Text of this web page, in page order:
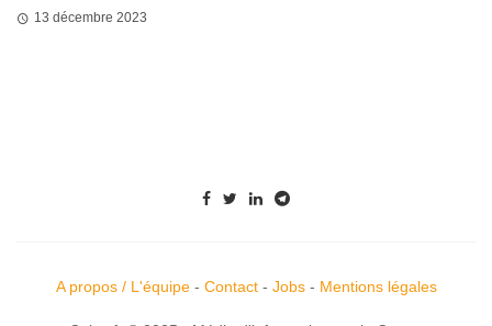
13 décembre 2023
A propos / L'équipe- Contact- Jobs- Mentions légales